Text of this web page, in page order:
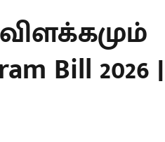
Bill 2026 |